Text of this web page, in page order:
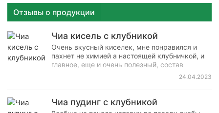
Отзывы о продукции
Чиа кисель с клубникой
Очень вкусный киселек, мне понравился и
пахнет не химией а настоящей клубничкой, и
главное, еще и очень полезный, состав
впечатлил наборов витаминов и инулин
среднестатистическому человеку может не
зайти.
24.04.2023
Чиа пудинг с клубникой